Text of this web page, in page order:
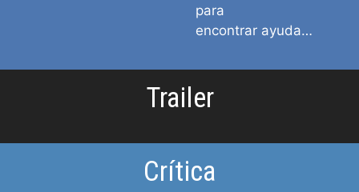
para
encontrar ayuda…
Trailer
Crítica